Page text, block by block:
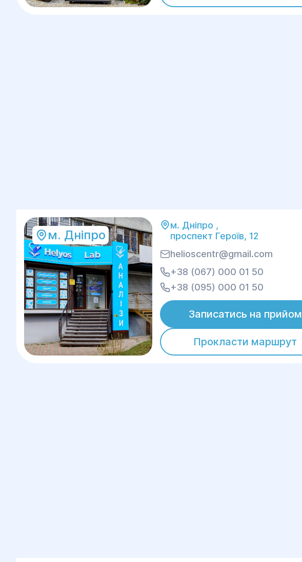
м. Дніпро
м. Дніпро ,
проспект Героїв, 12
helioscentr@gmail.com
+38 (067) 000 01 50
+38 (095) 000 01 50
Записатись на прийом
Прокласти маршрут